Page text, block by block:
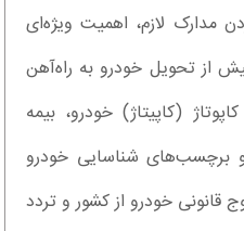
مدارک لازم، اهمیت ویژه‌ای
از تحویل خودرو به راه‌آهن
(کاپیتاژ) خودرو، بیمه
و برچسب‌های شناسایی خودرو
قانونی خودرو از کشور و تردد